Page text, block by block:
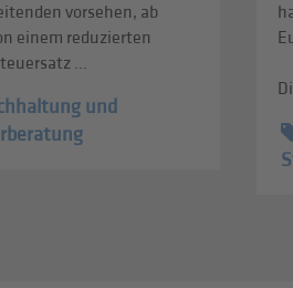
vorsehen, ab
einem reduzierten
...
und